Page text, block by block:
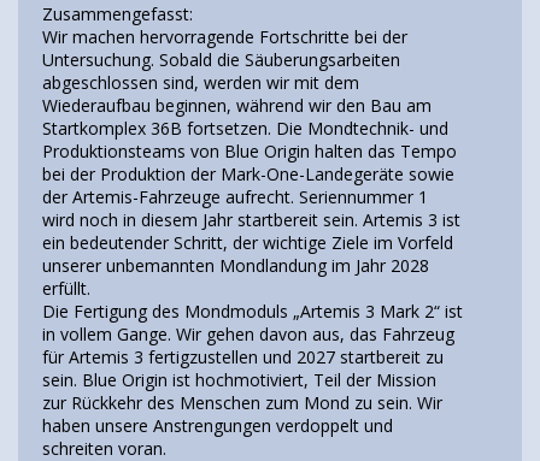
Zusammengefasst:
Wir machen hervorragende Fortschritte bei der
Untersuchung. Sobald die Säuberungsarbeiten
abgeschlossen sind, werden wir mit dem
Wiederaufbau beginnen, während wir den Bau am
Startkomplex 36B fortsetzen. Die Mondtechnik- und
Produktionsteams von Blue Origin halten das Tempo
bei der Produktion der Mark-One-Landegeräte sowie
der Artemis-Fahrzeuge aufrecht. Seriennummer 1
wird noch in diesem Jahr startbereit sein. Artemis 3 ist
ein bedeutender Schritt, der wichtige Ziele im Vorfeld
unserer unbemannten Mondlandung im Jahr 2028
erfüllt.
Die Fertigung des Mondmoduls „Artemis 3 Mark 2“ ist
in vollem Gange. Wir gehen davon aus, das Fahrzeug
für Artemis 3 fertigzustellen und 2027 startbereit zu
sein. Blue Origin ist hochmotiviert, Teil der Mission
zur Rückkehr des Menschen zum Mond zu sein. Wir
haben unsere Anstrengungen verdoppelt und
schreiten voran.